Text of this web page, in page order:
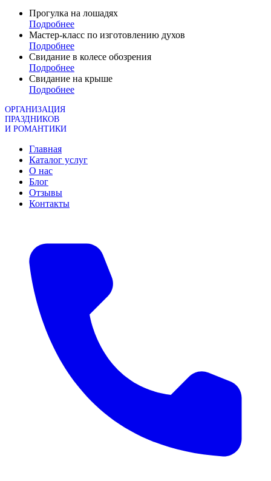
Прогулка на лошадях
Подробнее
Мастер-класс по изготовлению духов
Подробнее
Свидание в колесе обозрения
Подробнее
Свидание на крыше
Подробнее
ОРГАНИЗАЦИЯ
ПРАЗДНИКОВ
И РОМАНТИКИ
Главная
Каталог услуг
О нас
Блог
Отзывы
Контакты